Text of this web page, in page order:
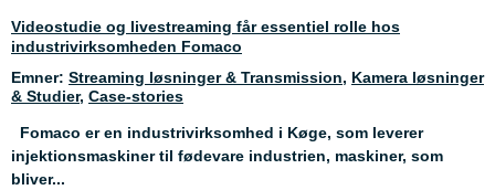
Videostudie og livestreaming får essentiel rolle hos
industrivirksomheden Fomaco
Emner: Streaming løsninger & Transmission, Kamera løsninger
& Studier, Case-stories
Fomaco er en industrivirksomhed i Køge, som leverer
injektionsmaskiner til fødevare industrien, maskiner, som
bliver...